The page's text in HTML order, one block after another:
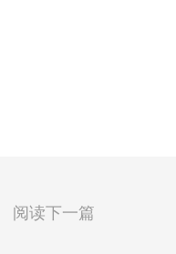
阅读下一篇